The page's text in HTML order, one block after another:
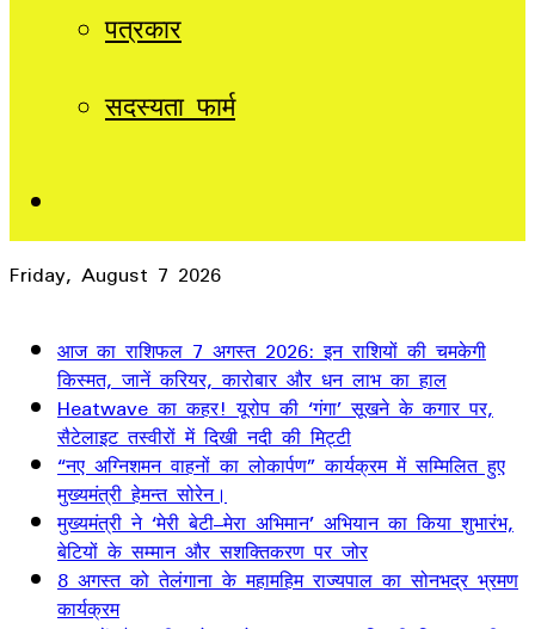
पत्रकार
सदस्यता फार्म
Friday, August 7 2026
आज का राशिफल 7 अगस्त 2026: इन राशियों की चमकेगी
किस्मत, जानें करियर, कारोबार और धन लाभ का हाल
Heatwave का कहर! यूरोप की ‘गंगा’ सूखने के कगार पर,
सैटेलाइट तस्वीरों में दिखी नदी की मिट्टी
“नए अग्निशमन वाहनों का लोकार्पण” कार्यक्रम में सम्मिलित हुए
मुख्यमंत्री हेमन्त सोरेन।
मुख्यमंत्री ने ‘मेरी बेटी–मेरा अभिमान’ अभियान का किया शुभारंभ,
बेटियों के सम्मान और सशक्तिकरण पर जोर
8 अगस्त को तेलंगाना के महामहिम राज्यपाल का सोनभद्र भ्रमण
कार्यक्रम